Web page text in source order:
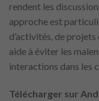
rendent les
approche est
d’activités, de
aide à éviter les
interactions dans les
Télécharger sur